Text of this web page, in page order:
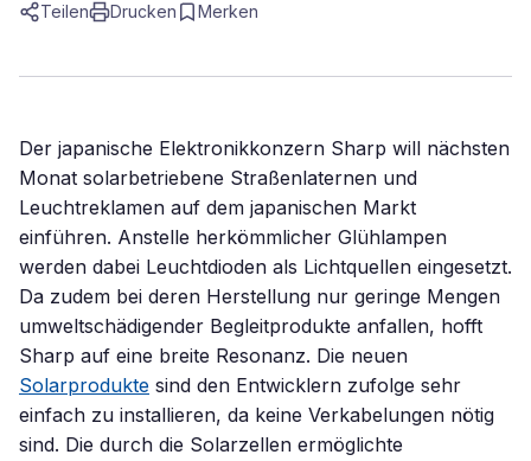
Teilen Drucken Merken
Der japanische Elektronikkonzern Sharp will nächsten
Monat solarbetriebene Straßenlaternen und
Leuchtreklamen auf dem japanischen Markt
einführen. Anstelle herkömmlicher Glühlampen
werden dabei Leuchtdioden als Lichtquellen eingesetzt.
Da zudem bei deren Herstellung nur geringe Mengen
umweltschädigender Begleitprodukte anfallen, hofft
Sharp auf eine breite Resonanz. Die neuen
Solarprodukte sind den Entwicklern zufolge sehr
einfach zu installieren, da keine Verkabelungen nötig
sind. Die durch die Solarzellen ermöglichte